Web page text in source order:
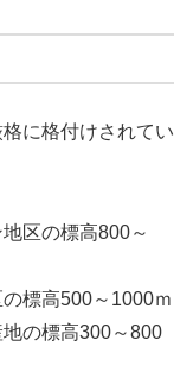
に格付けされてい
区の標高800～
標高500～1000ｍ
の標高300～800